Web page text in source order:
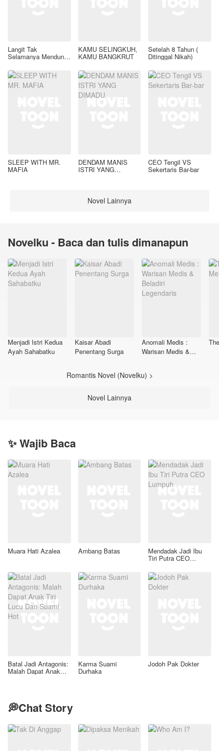
Langit Tak
Selamanya Mendung,
KAMU SELINGKUH,
KAMU BANGKRUT
Setelah 8 Tahun (
Ditinggal Nikah)
SLEEP WITH MR.
MAFIA
DENDAM MANIS
ISTRI YANG
CEO Tengil VS
Sekertaris Bar-bar
Novel Lainnya
Novelku - Baca dan tulis dimanapun
Menjadi Istri Kedua
Ayah Sahabatku
Kaisar Abadi
Penentang Surga
Anomali Medis :
Warisan Medis &
Romantis Novel (Novelku) >
Novel Lainnya
✨ Wajib Baca
Muara Hati Azalea Ambang Batas Mendadak Jadi Ibu
Tiri Putra CEO
Batal Jadi Antagonis:
Malah Dapat Anak
Karma Suami
Durhaka
Jodoh Pak Dokter
💭Chat Story